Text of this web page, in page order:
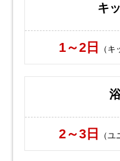
キ
1～2日 （
2～3日 （